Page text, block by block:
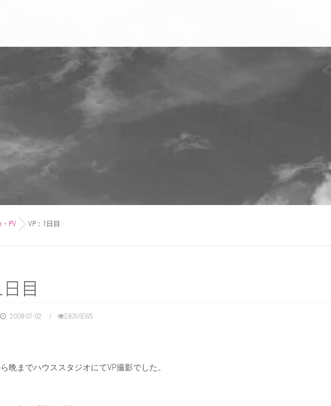
・PV VP：1日目
日目
2008-07-02 283VIEWS
晩までハウススタジオにてVP撮影でした。